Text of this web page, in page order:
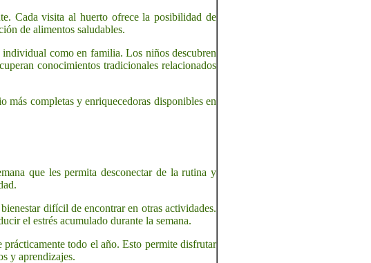
Cada visita al huerto ofrece la posibilidad de
de alimentos saludables.
individual como en familia. Los niños descubren
conocimientos tradicionales relacionados
más completas y enriquecedoras disponibles en
que les permita desconectar de la rutina y
difícil de encontrar en otras actividades.
el estrés acumulado durante la semana.
todo el año. Esto permite disfrutar
y aprendizajes.